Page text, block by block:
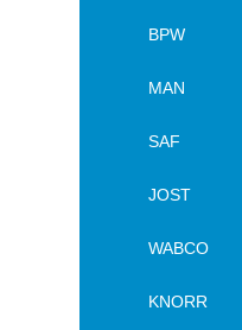
BPW
MAN
SAF
JOST
WABCO
KNORR